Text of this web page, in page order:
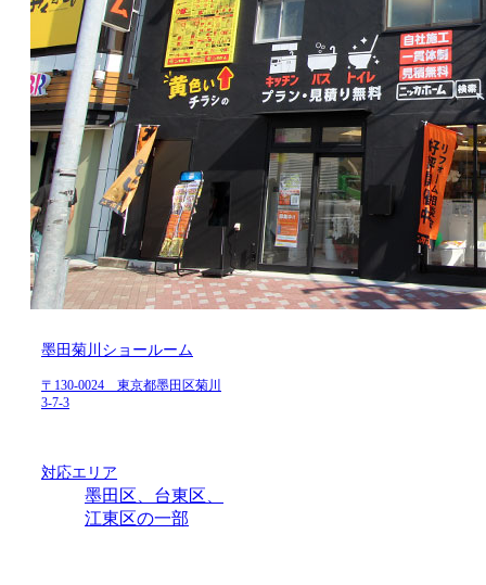
墨田菊川ショールーム
〒130-0024 東京都墨田区菊川
3-7-3
対応エリア
墨田区、台東区、
江東区の一部